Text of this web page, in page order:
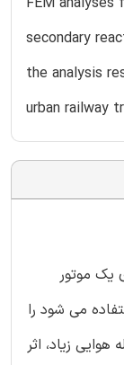
secondary
the analysis
urban railway
یک موتور
می شود را
زیاد، اثر